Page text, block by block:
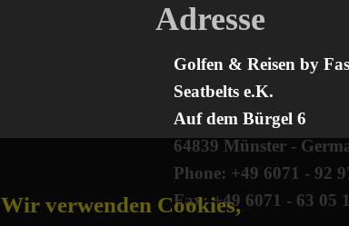
Adresse
Golfen & Reisen by
Seatbelts e.K.
Auf dem Bürgel 6
64839 Münster -
Phone: +49 6071 - 92
Fax: +49 6071 - 63 05
Wir verwenden Cookies,